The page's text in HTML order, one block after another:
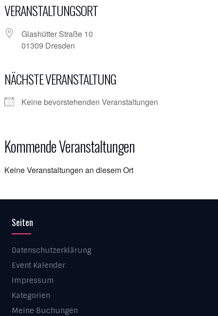
VERANSTALTUNGSORT
Glashütter Straße 10
01309 Dresden
NÄCHSTE VERANSTALTUNG
Keine bevorstehenden Veranstaltungen
Kommende Veranstaltungen
Keine Veranstaltungen an diesem Ort
Seiten
Datenschutzerklärung
Event Kalender
Impressum
Kategorien
Meine Buchungen